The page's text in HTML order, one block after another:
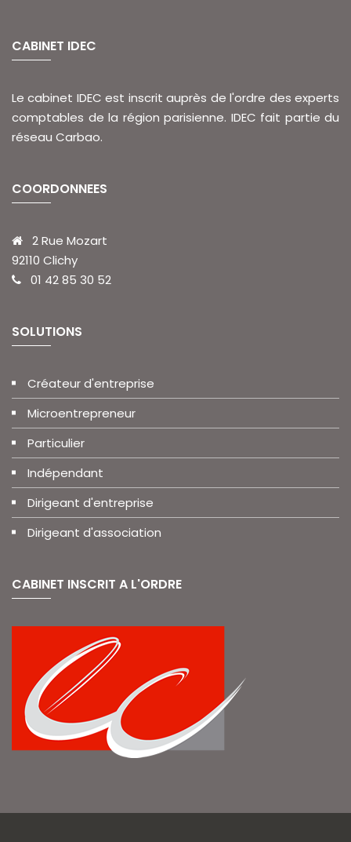
CABINET IDEC
Le cabinet IDEC est inscrit auprès de l'ordre des experts
comptables de la région parisienne. IDEC fait partie du
réseau Carbao.
COORDONNEES
2 Rue Mozart
92110 Clichy
01 42 85 30 52
SOLUTIONS
Créateur d'entreprise
Microentrepreneur
Particulier
Indépendant
Dirigeant d'entreprise
Dirigeant d'association
CABINET INSCRIT A L'ORDRE